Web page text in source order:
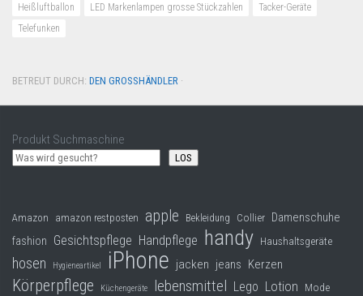
Heißluftballon
LED Markenlampen grosse Stückzahlen
Tacker-Geräte
Telefunken
BETREUT DURCH: DEN GROSSHÄNDLER ·
Produkt Suchmaschine
LOS
Amazon amazon restposten apple Bekleidung Collier Damenschuhe
fashion Gesichtspflege Handpflege handy Haushaltsgeräte
hosen Hygieneartikel iPhone jacken jeans Kerzen
Körperpflege Küchengeräte lebensmittel Lego Lotion Mode